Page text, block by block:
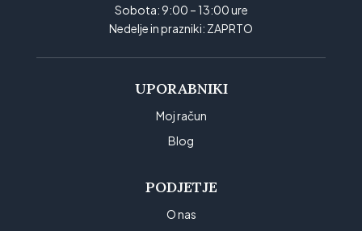
Sobota: 9:00 – 13:00 ure
Nedelje in prazniki: ZAPRTO
UPORABNIKI
Moj račun
Blog
PODJETJE
O nas